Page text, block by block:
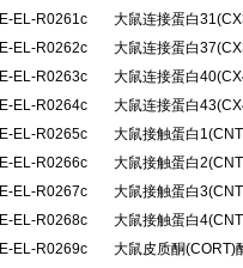
E-EL-R0261c
大鼠连接蛋白
E-EL-R0262c
大鼠连接蛋白
E-EL-R0263c
大鼠连接蛋白
E-EL-R0264c
大鼠连接蛋白
E-EL-R0265c
大鼠接触蛋白
E-EL-R0266c
大鼠接触蛋白
E-EL-R0267c
大鼠接触蛋白
E-EL-R0268c
大鼠接触蛋白
E-EL-R0269c
大鼠皮质酮(CORT)